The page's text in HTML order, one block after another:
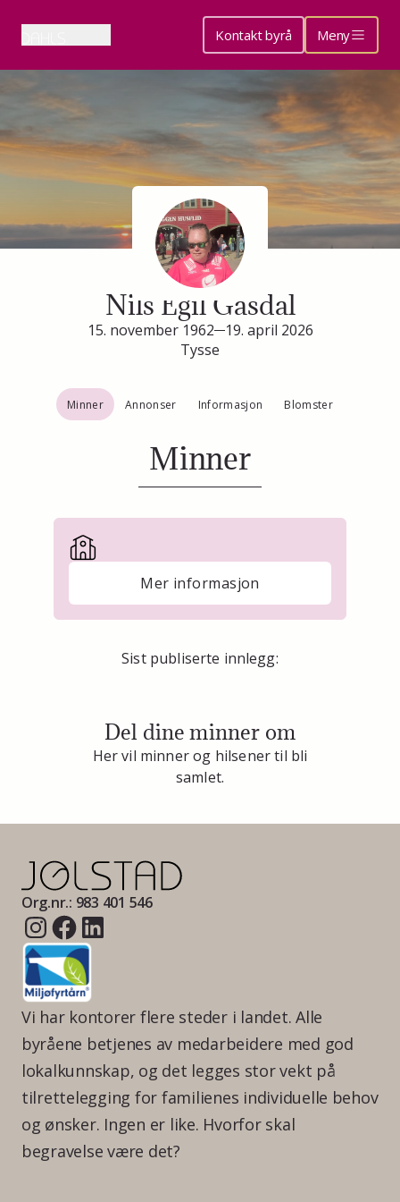
Kontakt byrå Meny
Minneside for
Nils Egil Gåsdal
15. november 1962 19. april 2026
Tysse
Minner Annonser Informasjon Blomster
Minner
Mer informasjon
Sist publiserte innlegg:
Del dine minner om
Her vil minner og hilsener til bli
samlet.
Org.nr.: 983 401 546
Vi har kontorer flere steder i landet. Alle
byråene betjenes av medarbeidere med god
lokalkunnskap, og det legges stor vekt på
tilrettelegging for familienes individuelle behov
og ønsker. Ingen er like. Hvorfor skal
begravelse være det?